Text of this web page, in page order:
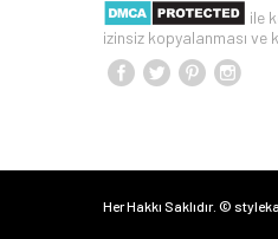
ile
izinsiz kopyalanması ve
Her Hakkı Saklıdır. ©